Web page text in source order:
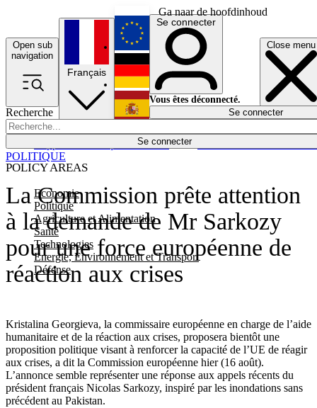
Ga naar de hoofdinhoud
Open sub
navigation
Close menu
Recherche
Se connecter
POLICY AREAS
Economie
Politique
Agriculture et Alimentation
Santé
Technologies
Energie, Environnement et Transport
Défense
Économie
Français
English
Deutsch
Español
Se connecter
Vous êtes déconnecté.
Se connecter
La Commission prête attention
à la demande de Mr Sarkozy
pour une force européenne de
réaction aux crises
Kristalina Georgieva, la commissaire européenne en charge de l’aide
humanitaire et de la réaction aux crises, proposera bientôt une
proposition politique visant à renforcer la capacité de l’UE de réagir
aux crises, a dit la Commission européenne hier (16 août).
L’annonce semble représenter une réponse aux appels récents du
président français Nicolas Sarkozy, inspiré par les inondations sans
précédent au Pakistan.
POLITIQUE